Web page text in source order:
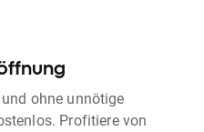
ohne unnötige
Profitiere von